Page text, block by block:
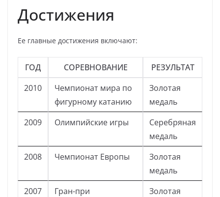
Достижения
Ее главные достижения включают:
ГОД СОРЕВНОВАНИЕ
РЕЗУЛЬТАТ
2010
Чемпионат мира по
фигурному катанию
Золотая
медаль
2009
Олимпийские игры
Серебряная
медаль
2008
Чемпионат Европы
Золотая
медаль
2007
Гран-при
Золотая